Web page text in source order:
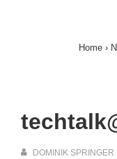
Home ›
DOMINIK SPRINGER